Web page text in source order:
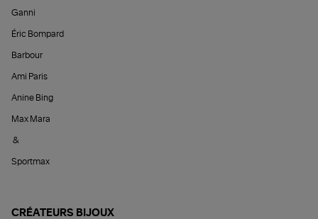
Ganni
Éric Bompard
Barbour
Ami Paris
Anine Bing
Max Mara
&
Sportmax
CRÉATEURS BIJOUX